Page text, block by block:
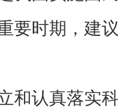
要时期，建
和认真落实